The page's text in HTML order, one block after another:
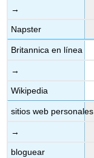
→
Napster
Britannica en línea
→
Wikipedia
sitios web personales
→
bloguear